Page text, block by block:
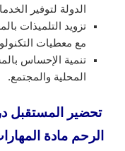
الدولة لتوفير
تزويد التلميذات
مع معطيات
تنمية الإحساس
المحلية والمجتمع.
تحضير المستقبل
الرحم مادة